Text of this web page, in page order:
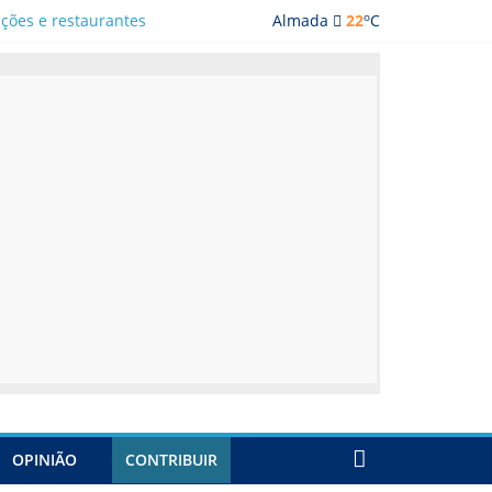
Almada 22oC
e restaurantes
OPINIÃO CONTRIBUIR